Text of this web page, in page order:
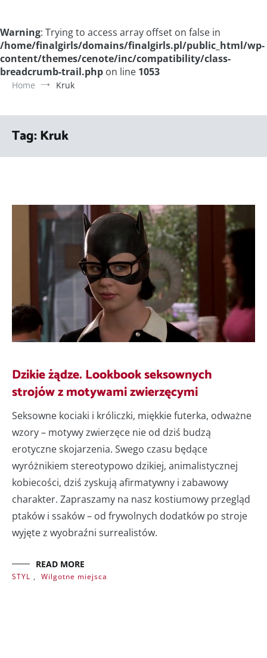
Warning: Trying to access array offset on false in
/home/finalgirls/domains/finalgirls.pl/public_html/wp-
content/themes/cenote/inc/compatibility/class-
breadcrumb-trail.php on line 1053
Home Kruk
Tag:Kruk
Dzikie żądze. Lookbook seksownych
strojów z motywami zwierzęcymi
Seksowne kociaki i króliczki, miękkie futerka, odważne
wzory – motywy zwierzęce nie od dziś budzą
erotyczne skojarzenia. Swego czasu będące
wyróżnikiem stereotypowo dzikiej, animalistycznej
kobiecości, dziś zyskują afirmatywny i zabawowy
charakter. Zapraszamy na nasz kostiumowy przegląd
ptaków i ssaków – od frywolnych dodatków po stroje
wyjęte z wyobraźni surrealistów.
READ MORE
STYL , Wilgotne miejsca